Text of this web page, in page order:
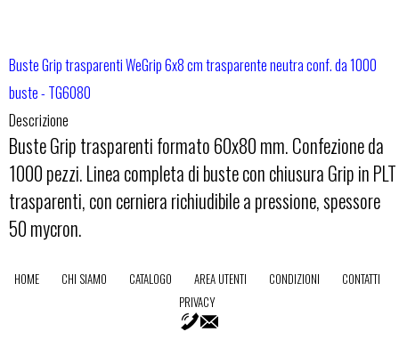
Buste Grip trasparenti WeGrip 6x8 cm trasparente neutra conf. da 1000
buste - TG6080
Descrizione
Buste Grip trasparenti formato 60x80 mm. Confezione da
1000 pezzi. Linea completa di buste con chiusura Grip in PLT
trasparenti, con cerniera richiudibile a pressione, spessore
50 mycron.
HOME CHI SIAMO CATALOGO AREA UTENTI CONDIZIONI
CONTATTI
PRIVACY